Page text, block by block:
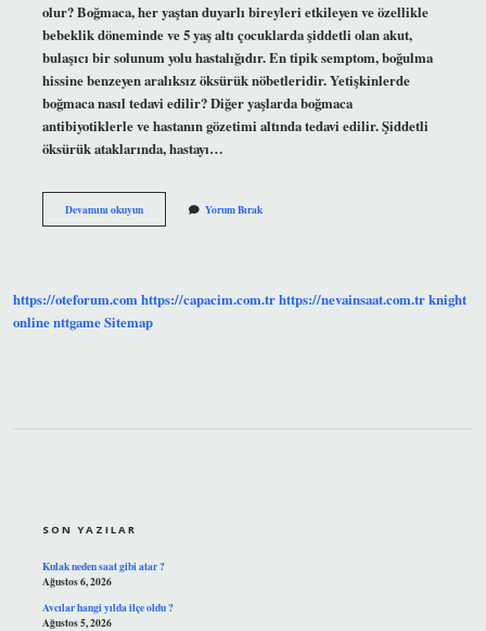
olur? Boğmaca, her yaştan duyarlı bireyleri etkileyen ve özellikle
bebeklik döneminde ve 5 yaş altı çocuklarda şiddetli olan akut,
bulaşıcı bir solunum yolu hastalığıdır. En tipik semptom, boğulma
hissine benzeyen aralıksız öksürük nöbetleridir. Yetişkinlerde
boğmaca nasıl tedavi edilir? Diğer yaşlarda boğmaca
antibiyotiklerle ve hastanın gözetimi altında tedavi edilir. Şiddetli
öksürük ataklarında, hastayı…
Devamını okuyunBoğmaca
Kaç
Yorum Bırak
https://oteforum.comhttps://capacim.com.trhttps://nevainsaat.com.trknight
onlinenttgameSitemap
SON YAZILAR
Kulak neden saat gibi atar ?
Ağustos 6, 2026
Avcılar hangi yılda ilçe oldu ?
Ağustos 5, 2026